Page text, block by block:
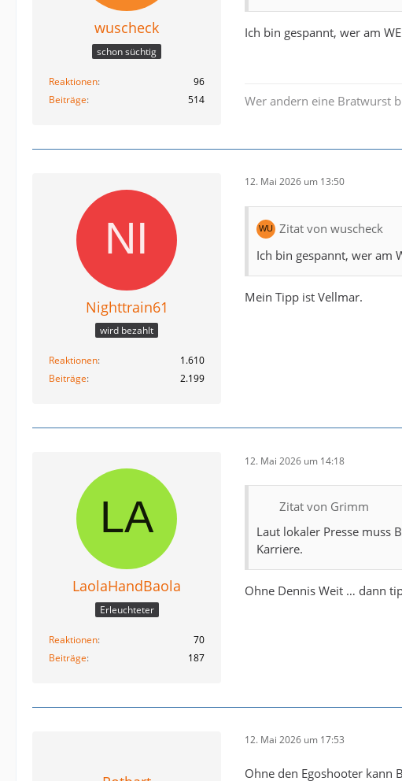
wuscheck
schon süchtig
Reaktionen
96
Beiträge
514
Ich bin gespannt, wer am
Wer andern eine Bratwurst
Nighttrain61
wird bezahlt
Reaktionen
1.610
Beiträge
2.199
12. Mai 2026 um 13:50
Zitat von wuscheck
Ich bin gespannt, wer am
Mein Tipp ist Vellmar.
LaolaHandBaola
Erleuchteter
Reaktionen
70
Beiträge
187
12. Mai 2026 um 14:18
Zitat von Grimm
Laut lokaler Presse muss
Karriere.
Ohne Dennis Weit … dann
12. Mai 2026 um 17:53
Ohne den Egoshooter kann